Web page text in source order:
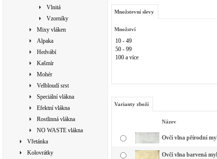
Vlnitá
Vzorníky
Mixy vláken
Alpaka
Hedvábí
Kašmír
Mohér
Velbloudí srst
Speciální vlákna
Efektní vlákna
Rostlinná vlákna
NO WASTE vlákna
Vřetánka
Kolovrátky
Množstevní slevy
Množství
10 - 49
50 - 99
100 a více
Varianty zboží
Název
Ovčí vlna přírodní
Ovčí vlna barvená